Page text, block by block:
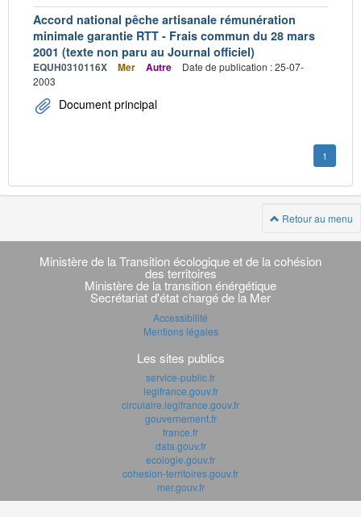
Accord national pêche artisanale rémunération
minimale garantie RTT - Frais commun du 28 mars
2001 (texte non paru au Journal officiel)
EQUH0310116X Mer Autre
Date de publication : 25-07-
2003
Document principal
1
Retour au menu
Navigation
transverse
Ministère de la Transition écologique et de la cohésion
des territoires
Ministère de la transition énérgétique
Secrétariat d'état chargé de la Mer
Accessibilité
Mentions légales
Les sites publics
service-public.fr
legifrance.gouv.fr
circulaire.legifrance.gouv.fr
gouvernement.fr
france.fr
data.gouv.fr
ecologie.gouv.fr
cohesion-territoires.gouv.fr
mer.gouv.fr